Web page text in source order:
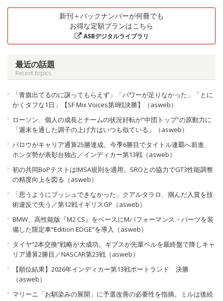
新刊＋バックナンバーが何冊でも
お得な定額プランはこちら
ASBデジタルライブラリ
最近の話題
Recent topics
「青旗出てるのに譲ってもらえず」「パワーが足りなかった」「とに
かくタフな1日」【SF Mix Voices第8戦決勝】（asweb）
ローソン、個人の成長とチームの状況好転が“中団トップ”の原動力に
「週末を通した調子の上げ方はいつも似ている」（asweb）
パロウがキャリア通算25勝達成。今季6勝目でタイトル連覇へ前進、
ホンダ勢が表彰台独占／インディカー第13戦（asweb）
初の共同BoPテストはIMSA規則を適用。SROとの協力でGT3性能調整
の精度向上を図る（asweb）
「思うようにプッシュできなかった」クアルタラロ、掴んだ入賞を技
術違反で失う／第12戦イギリスGP（asweb）
BMW、高性能版『M2 CS』をベースにMパフォーマンス・パーツを装
備した限定車“Edition EDGE”を導入（asweb）
タイヤ“2本交換”戦略が大成功。ギブスが先輩ベルを最終盤で降しキャ
リア通算2勝目／NASCAR第23戦（asweb）
【順位結果】2026年インディカー第13戦ポートランド 決勝
（asweb）
マリーニ「お馴染みの展開」に予選改善の必要性を指摘。ミルは後続